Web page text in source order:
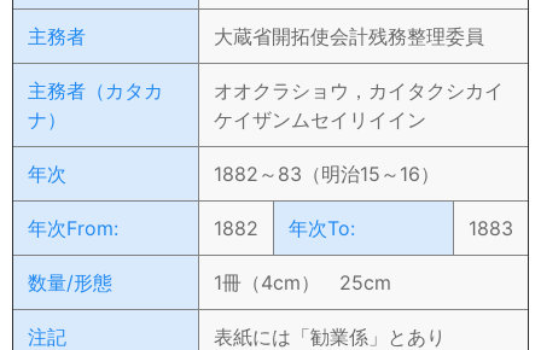
主務者 大蔵省開拓使会計残務整理委員
主務者（カタカ
ナ）
オオクラショウ，カイタクシカイ
ケイザンムセイリイイン
年次 1882～83（明治15～16）
年次From: 1882 年次To: 1883
数量/形態 1冊（4cm） 25cm
注記 表紙には「勧業係」とあり